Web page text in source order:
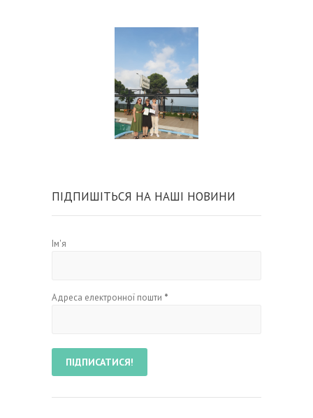
ПІДПИШІТЬСЯ НА НАШІ НОВИНИ
Ім'я
Адреса електронної пошти *